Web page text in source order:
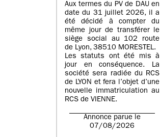
Aux termes du PV de DAU en
date du 31 juillet 2026, il a
été décidé à compter du
même jour de transférer le
siège social au 102 route
de Lyon, 38510 MORESTEL.
Les statuts ont été mis à
jour en conséquence. La
société sera radiée du RCS
de LYON et fera l’objet d’une
nouvelle immatriculation au
RCS de VIENNE.
Annonce parue le
07/08/2026